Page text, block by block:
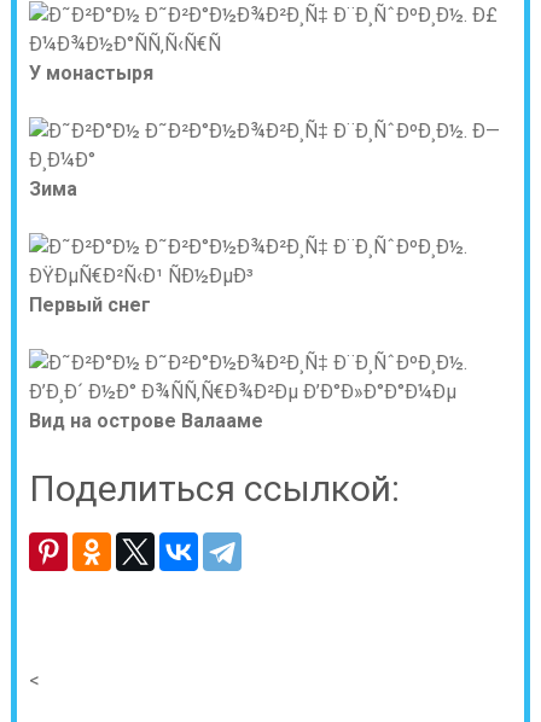
У монастыря
Зима
Первый снег
Вид на острове Валааме
Поделиться ссылкой:
<